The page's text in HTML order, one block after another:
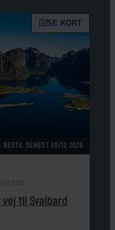
SE KORT
BESTIL SENEST 30/12 2026
til Svalbard